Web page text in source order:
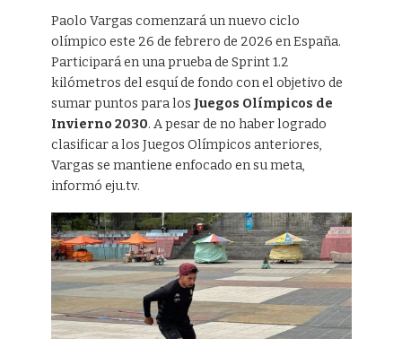
Paolo Vargas comenzará un nuevo ciclo
olímpico este 26 de febrero de 2026 en España.
Participará en una prueba de Sprint 1.2
kilómetros del esquí de fondo con el objetivo de
sumar puntos para los Juegos Olímpicos de
Invierno 2030. A pesar de no haber logrado
clasificar a los Juegos Olímpicos anteriores,
Vargas se mantiene enfocado en su meta,
informó eju.tv.